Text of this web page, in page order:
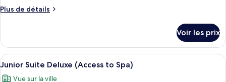
chambre :
3
pax
access
Plus de détails
Plus
le
type
de
Voir les prix
Afficher
toutes
Une chambre d’hôtel dotée d’un
5
Junior Suite Deluxe (Access to Spa)
Vue sur la ville